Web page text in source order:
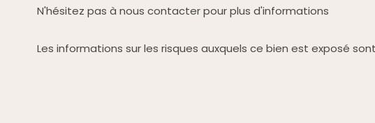
N'hésitez pas à nous contacter pour plus d'informations
Les informations sur les risques auxquels ce bien est exposé